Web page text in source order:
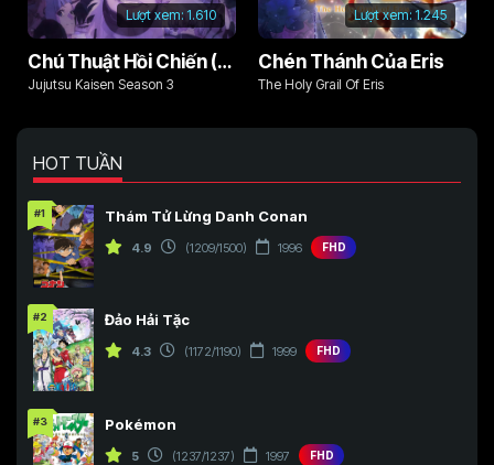
Lượt xem: 1.610
Chú Thuật Hồi Chiến (Phần 3)
Jujutsu Kaisen Season 3
Lượt xem: 1.245
Chén Thánh Của Eris
The Holy Grail Of Eris
HOT TUẦN
#1 Thám Tử Lừng Danh Conan
4.9 (1209/1500) 1996 FHD
#2 Đảo Hải Tặc
4.3 (1172/1190) 1999 FHD
#3 Pokémon
5 (1237/1237) 1997 FHD